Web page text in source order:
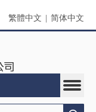
繁體中文 简体中文